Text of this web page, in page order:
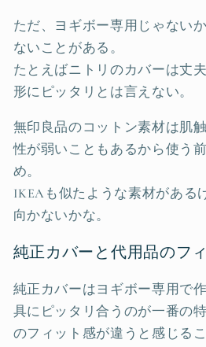
ただ、ヨギボー専用じゃない
ないことがある。
たとえばニトリのカバーは丈
形にピッタリとは言えない。
無印良品のコットン素材は肌
性が弱いこともあるから使う
め。
IKEAも似たような素材がある
向かないかな。
純正カバーと代用品のフ
純正カバーはヨギボー専用で
具にピッタリ合うのが一番の
のフィット感が違うと感じる